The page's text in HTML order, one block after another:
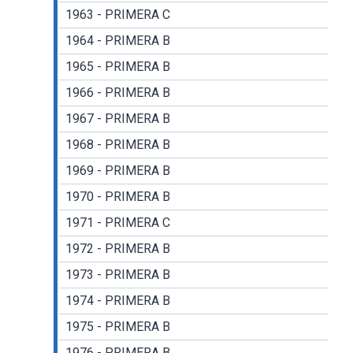
1963 - PRIMERA C
1964 - PRIMERA B
1965 - PRIMERA B
1966 - PRIMERA B
1967 - PRIMERA B
1968 - PRIMERA B
1969 - PRIMERA B
1970 - PRIMERA B
1971 - PRIMERA C
1972 - PRIMERA B
1973 - PRIMERA B
1974 - PRIMERA B
1975 - PRIMERA B